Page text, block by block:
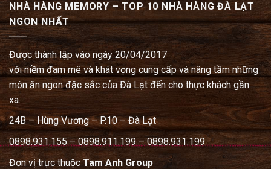
NHÀ HÀNG MEMORY – TOP 10 NHÀ HÀNG ĐÀ LẠT
NGON NHẤT
Được thành lập vào ngày 20/04/2017
với niềm đam mê và khát vọng cung cấp và nâng tầm những
món ăn ngon đặc sắc của Đà Lạt đến cho thực khách gần
xa.
24B – Hùng Vương – P.10 – Đà Lạt
0898.931.155 – 0898.911.199 – 0898.931.199
Đơn vị trực thuộcTam Anh Group